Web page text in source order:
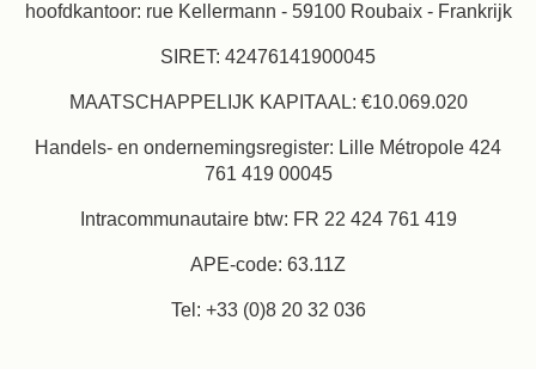
hoofdkantoor: rue Kellermann - 59100 Roubaix - Frankrijk
SIRET: 42476141900045
MAATSCHAPPELIJK KAPITAAL: €10.069.020
Handels- en ondernemingsregister: Lille Métropole 424
761 419 00045
Intracommunautaire btw: FR 22 424 761 419
APE-code: 63.11Z
Tel: +33 (0)8 20 32 036